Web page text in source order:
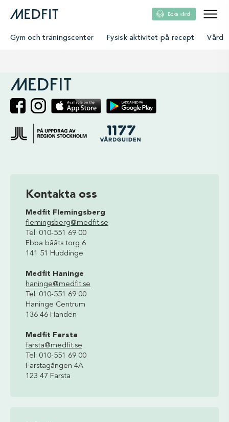
Boka vård
Gym och träningscenter Fysisk aktivitet på recept Vård
Kontakta oss
Medfit Flemingsberg
flemingsberg@medfit.se
Tel: 010-551 69 00
Ebba bååts torg 6
141 51 Huddinge
Medfit Haninge
haninge@medfit.se
Tel: 010-551 69 00
Haninge Centrum
136 46 Handen
Medfit Farsta
farsta@medfit.se
Tel: 010-551 69 00
Farstagången 4A
123 47 Farsta